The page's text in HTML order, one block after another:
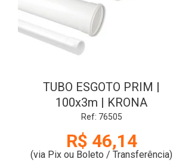
TUBO ESGOTO PRIM |
100x3m | KRONA
Ref: 76505
R$ 46,14
(via Pix ou Boleto / Transferência)